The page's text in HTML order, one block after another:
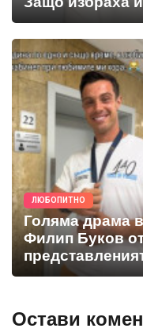
ЛЮБОПИТНО
Голяма драма
Филип Буков
Остави